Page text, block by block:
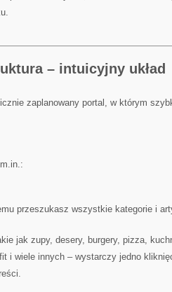
– intuicyjny układ
zaplanowany portal, w którym
przeszukasz wszystkie kategorie i
jak zupy, desery, burgery, pizza,
i wiele innych – wystarczy jedno